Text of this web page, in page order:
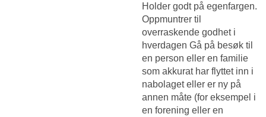
Holder godt på egenfargen.
Oppmuntrer til
overraskende godhet i
hverdagen Gå på besøk til
en person eller en familie
som akkurat har flyttet inn i
nabolaget eller er ny på
annen måte (for eksempel i
en forening eller en